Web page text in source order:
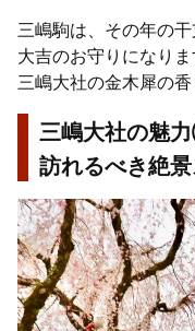
三嶋駒は、その年の
大吉のお守りになり
三嶋大社の金木犀の香
三嶋大社の魅
訪れるべき絶景